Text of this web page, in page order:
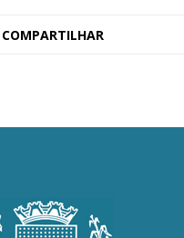
COMPARTILHAR